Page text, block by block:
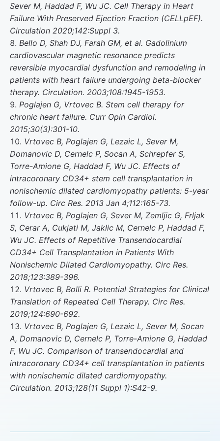
Sever M, Haddad F, Wu JC. Cell Therapy in Heart
Failure With Preserved Ejection Fraction (CELLpEF).
Circulation 2020;142:Suppl 3.
Bello D, Shah DJ, Farah GM, et al. Gadolinium
cardiovascular magnetic resonance predicts
reversible myocardial dysfunction and remodeling in
patients with heart failure undergoing beta-blocker
therapy. Circulation. 2003;108:1945-1953.
Poglajen G, Vrtovec B. Stem cell therapy for
chronic heart failure. Curr Opin Cardiol.
2015;30(3):301-10.
Vrtovec B, Poglajen G, Lezaic L, Sever M,
Domanovic D, Cernelc P, Socan A, Schrepfer S,
Torre-Amione G, Haddad F, Wu JC. Effects of
intracoronary CD34+ stem cell transplantation in
nonischemic dilated cardiomyopathy patients: 5-year
follow-up. Circ Res. 2013 Jan 4;112:165-73.
Vrtovec B, Poglajen G, Sever M, Zemljic G, Frljak
S, Cerar A, Cukjati M, Jaklic M, Cernelc P, Haddad F,
Wu JC. Effects of Repetitive Transendocardial
CD34+ Cell Transplantation in Patients With
Nonischemic Dilated Cardiomyopathy. Circ Res.
2018;123:389-396.
Vrtovec B, Bolli R. Potential Strategies for Clinical
Translation of Repeated Cell Therapy. Circ Res.
2019;124:690-692.
Vrtovec B, Poglajen G, Lezaic L, Sever M, Socan
A, Domanovic D, Cernelc P, Torre-Amione G, Haddad
F, Wu JC. Comparison of transendocardial and
intracoronary CD34+ cell transplantation in patients
with nonischemic dilated cardiomyopathy.
Circulation. 2013;128(11 Suppl 1):S42-9.